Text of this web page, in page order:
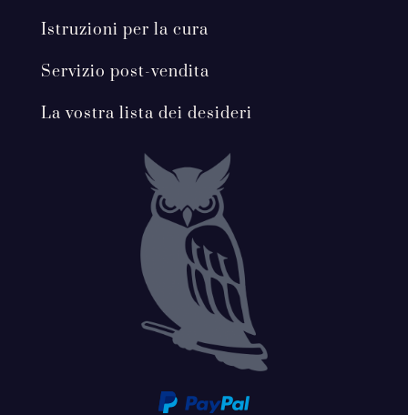
Istruzioni per la cura
Servizio post-vendita
La vostra lista dei desideri